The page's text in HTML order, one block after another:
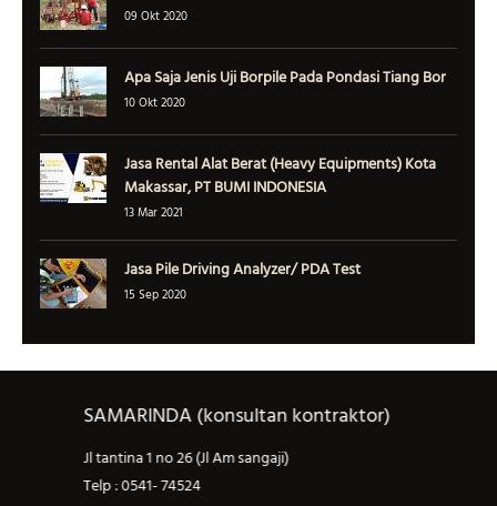
09 Okt 2020
Apa Saja Jenis Uji Borpile Pada Pondasi Tiang Bor
10 Okt 2020
Jasa Rental Alat Berat (Heavy Equipments) Kota
Makassar, PT BUMI INDONESIA
13 Mar 2021
Jasa Pile Driving Analyzer/ PDA Test
15 Sep 2020
SAMARINDA (konsultan kontraktor)
Jl tantina 1 no 26 (Jl Am sangaji)
Telp : 0541- 74524